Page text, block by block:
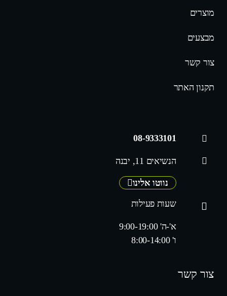
מוצרים
מבצעים
צור קשר
תקנון האתר
08-9333101
הנשיאים 11, יבנה
נווטו אלינו
שעות פעילות
א'-ה' 9:00-19:00
ו' 8:00-14:00
צור קשר